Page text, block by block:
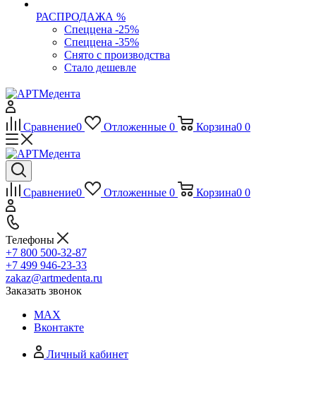
РАСПРОДАЖА %
Спеццена -25%
Спеццена -35%
Снято с производства
Стало дешевле
Сравнение0 Отложенные 0 Корзина0 0
Сравнение0 Отложенные 0 Корзина0 0
Телефоны
+7 800 500-32-87
+7 499 946-23-33
zakaz@artmedenta.ru
Заказать звонок
MAX
Вконтакте
Личный кабинет